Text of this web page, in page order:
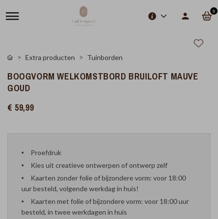
0
Extra producten Tuinborden
BOOGVORM WELKOMSTBORD BRUILOFT MAUVE
GOUD
€ 59,99
Proefdruk
Kies uit creatieve ontwerpen of ontwerp zelf
Kaarten zonder folie of bijzondere vorm: voor 18:00
uur besteld, volgende werkdag in huis!
Kaarten met folie of bijzondere vorm: voor 18:00 uur
besteld, in twee werkdagen in huis